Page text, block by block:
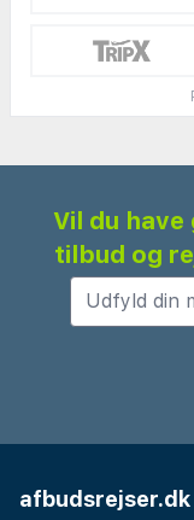
Vil du
tilbud og
afbudsrejser.dk